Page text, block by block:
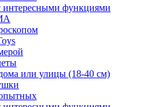
интересными функциями
или улицы (18-40 см)